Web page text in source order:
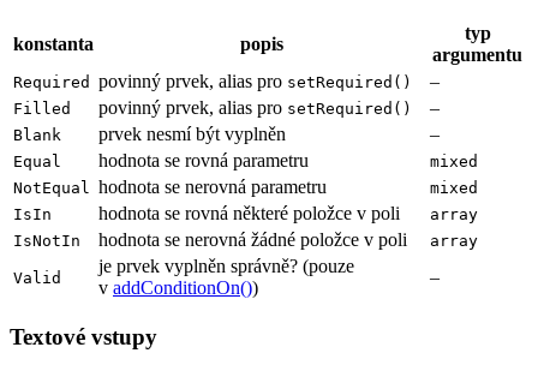
konstanta popis
typ
argumentu
Required povinný prvek, alias pro setRequired() –
Filled povinný prvek, alias pro setRequired() –
Blank prvek nesmí být vyplněn –
Equal hodnota se rovná parametru
mixed
NotEqual
hodnota se nerovná parametru
mixed
IsIn
hodnota se rovná některé položce v poli
array
IsNotIn
hodnota se nerovná žádné položce v poli array
Valid
je prvek vyplněn správně? (pouze
v addConditionOn())
–
Textové vstupy